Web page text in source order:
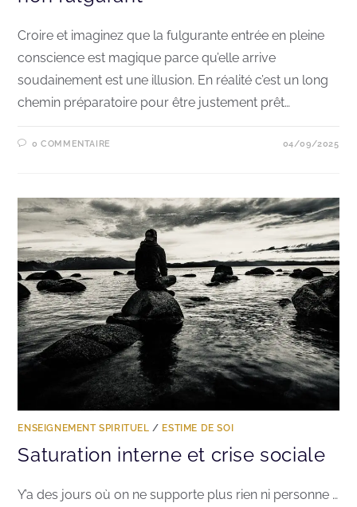
Croire et imaginez que la fulgurante entrée en pleine
conscience est magique parce qu’elle arrive
soudainement est une illusion. En réalité c’est un long
chemin préparatoire pour être justement prêt…
0 COMMENTAIRE 04/09/2025
ENSEIGNEMENT SPIRITUEL / ESTIME DE SOI
Saturation interne et crise sociale
Y’a des jours où on ne supporte plus rien ni personne …